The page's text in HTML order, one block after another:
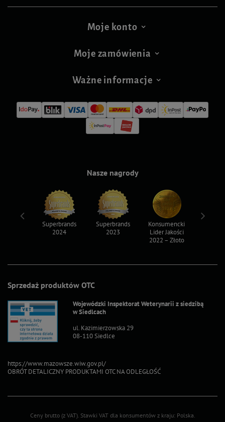
Moje konto
Moje zamówienia
Ważne informacje
Sprzedaż produktów OTC
Wojewódzki Inspektorat Weterynarii z siedzibą
w Siedlcach
ul. Kazimierzowska 29
08-110 Siedlce
https://www.mazowsze.wiw.gov.pl/
OBRÓT DETALICZNY PRODUKTAMI OTC NA ODLEGŁOŚĆ
Nasze nagrody
Superbrands
2024
Superbrands
2023
Konsumencki
Lider Jakości
2022 – Złoto
Ceny brutto (z VAT). Stawki VAT dla konsumentów z kraju: Polska